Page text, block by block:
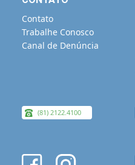
Contato
Trabalhe Conosco
Canal de Denúncia
(81) 2122.4100